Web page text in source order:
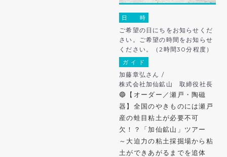
日 時
ご希望の日にちをお知らせくだ
さい。ご希望の時間をお知らせ
ください。（2時間30分程度）
ガ イ ド
加藤章弘さん /
株式会社加仙鉱山 取締役社長
🔵【オーダー／瀬戸・陶磁
器】全国のやきものには瀬戸
産の蛙目粘土が必要不可
欠！？「加仙鉱山」ツアー
～大迫力の粘土採掘場から粘
土ができあがるまでを追体